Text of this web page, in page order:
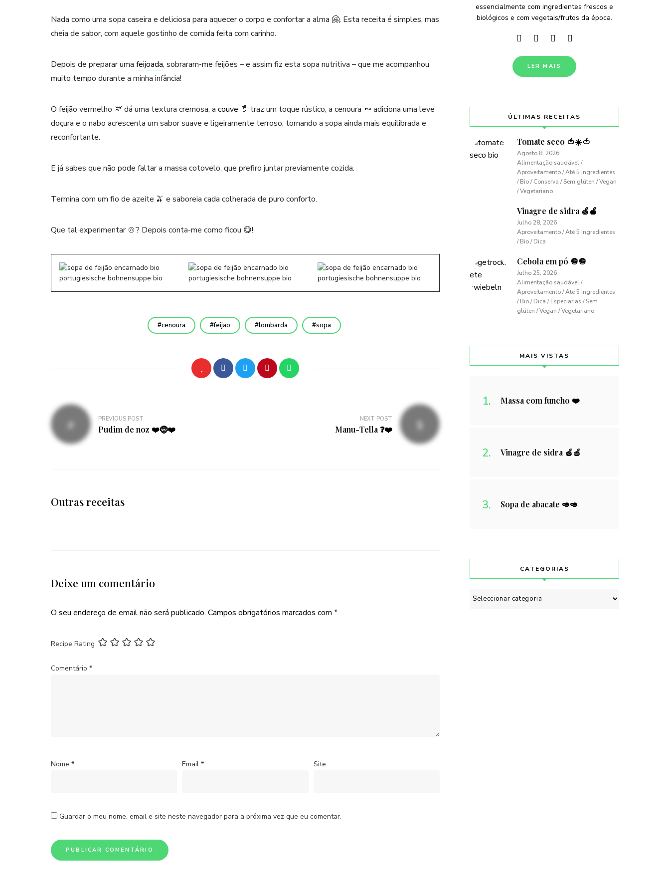
Nada como uma sopa caseira e deliciosa para aquecer o corpo e confortar a alma 🤗. Esta receita é simples, mas
cheia de sabor, com aquele gostinho de comida feita com carinho.
Depois de preparar uma feijoada, sobraram-me feijões – e assim fiz esta sopa nutritiva – que me acompanhou
muito tempo durante a minha infância!
O feijão vermelho 🫘 dá uma textura cremosa, a couve 🥬 traz um toque rústico, a cenoura 🥕 adiciona uma leve
doçura e o nabo acrescenta um sabor suave e ligeiramente terroso, tornando a sopa ainda mais equilibrada e
reconfortante.
E já sabes que não pode faltar a massa cotovelo, que prefiro juntar previamente cozida.
Termina com um fio de azeite 🫒 e saboreia cada colherada de puro conforto.
Que tal experimentar 🍲? Depois conta-me como ficou 😋!
cenoura feijao lombarda sopa
Navegação
de
artigos
PREVIOUS POST
Pudim de noz ❤️🤶❤️
NEXT POST
Manu-Tella ❓❤️
Outras receitas
Deixe um comentário
O seu endereço de email não será publicado. Campos obrigatórios marcados com *
Recipe Rating
Comentário *
Nome * Email* Site
Guardar o meu nome, email e site neste navegador para a próxima vez que eu comentar.
essencialmente com ingredientes frescos e
biológicos e com vegetais/frutos da época.
LER MAIS
ÚLTIMAS RECEITAS
Tomate seco 🍅☀️🍅
Agosto 8, 2026
Alimentação saudável /
Aproveitamento / Até 5 ingredientes
/ Bio / Conserva / Sem glúten / Vegan
/ Vegetariano
Vinagre de sidra 🍏🍎
Julho 28, 2026
Aproveitamento / Até 5 ingredientes
/ Bio / Dica
Cebola em pó 🧅🧅
Julho 25, 2026
Alimentação saudável /
Aproveitamento / Até 5 ingredientes
/ Bio / Dica / Especiarias / Sem
glúten / Vegan / Vegetariano
MAIS VISTAS
Massa com funcho ❤️
Vinagre de sidra 🍏🍎
Sopa de abacate 🥑🥑
CATEGORIAS
Categorias